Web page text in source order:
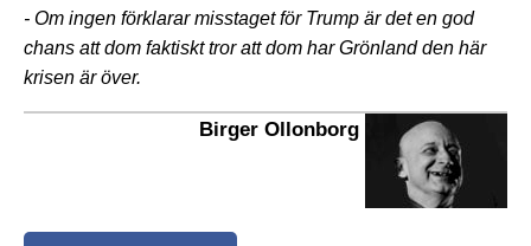
- Om ingen förklarar misstaget för Trump är det en god
chans att dom faktiskt tror att dom har Grönland den här
krisen är över.
Birger Ollonborg